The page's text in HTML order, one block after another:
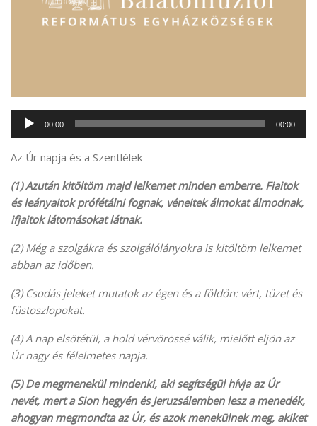
Audió
00:00 00:00
Az Úr napja és a Szentlélek
(1) Azután kitöltöm majd lelkemet minden emberre. Fiaitok
és leányaitok prófétálni fognak, véneitek álmokat álmodnak,
ifjaitok látomásokat látnak.
(2) Még a szolgákra és szolgálólányokra is kitöltöm lelkemet
abban az időben.
(3) Csodás jeleket mutatok az égen és a földön: vért, tüzet és
füstoszlopokat.
(4) A nap elsötétül, a hold vérvörössé válik, mielőtt eljön az
Úr nagy és félelmetes napja.
(5) De megmenekül mindenki, aki segítségül hívja az Úr
nevét, mert a Sion hegyén és Jeruzsálemben lesz a menedék,
ahogyan megmondta az Úr, és azok menekülnek meg, akiket